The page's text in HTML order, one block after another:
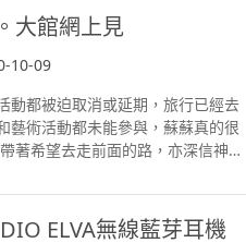
以沒有牛肉和海鮮，我們多點了一
分別只是特價澳門幣$288。海鮮
皇、2只大扇貝、4只大海蝦、4只
拼盤包括有美國黑安格斯肉眼、澳
拿大牛脷和巴西金錢牛展。 其他的
濃湯雞煲、特式酸菜魚煲、重慶麻
對是豐儉由人。 更多各地吃
式發放於中、港、澳三地多個高人
點擊蘇蘇的 新浪微博 『蘇蘇的
澳三地多個高人氣時尚生活網站
浪微博 『蘇蘇的部落』
Facebook
Instagram
時尚生活專欄和部落格 網站及
訊網站澳門電訊。LifeMag 中國
。氫氣球 中國搜狐新聞網 台灣
歌啊 義大利油畫 很漂亮的藝術
力為主調，伴以時令的香甜栗子
的酸度和苦味，加上自家浸製的
海上之旅畫上完美的句號。 「海洋
膳套餐供應日期由即日起至12月
配優質美酒晚膳套餐價格則是每
地址 澳門金光大道瑞吉酒店
人氣時尚生活網站的專欄內，詳
演出包含著更多層面的情緒抒
以在創作音樂的過程中，我除了
軸，我也嘗試採用一些聲效式的
不太有旋律性的聲音來創作對我來
過程當中我聽了很多作曲家坂本龍
演者，製作人的溝通也是啟發我創
每次都能讓我有新的想法，甚至是
，透過聊天發現彼此經歷當中有不
再用不同的藝術形式把大家的共
到了當地政府的優質認證，吃一
前菜，每一天的前菜都會有所不
決定當天的前菜。 從左至右是意
露的提拉米蘇，味道香濃、口感順
拉米蘇會讓蘇蘇有這驚喜。 意式雲
咬下去，裡面肉汁是滿滿的，雲吞
有松露的獨特香氣。 第一道菜是以
和牛屬世界頂級牛肉，全球產
Blackmore為保質量，堅持
不是 很吸引吧，是不是 所以呢，
餐單。 咖啡苑的下午茶套餐將五
了甜品，好像以蝴蝶造型製成的
的熱情果牛奶朱古力棒棒糖及榛子
草莓西西里開心果蛋糕，再加上以
層層酥皮作花瓣，栩栩如生，香酥
魚子醬等炮製而成的精緻鹹點以
及提子乾鬆餅配自家製的冰忌廉、
大館網上見
10-09
動都被迫取消或延期，旅行已經去
藝術活動都未能參與，蘇蘇真的很
著希望去走前面的路，亦深信神關
天10月1011日舉行，並首次移師
放鬆一下。 這個「香港藝術節@
ELVA無線藍芽耳機